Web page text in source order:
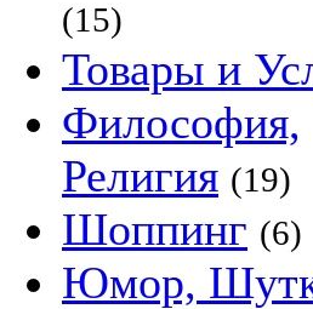
(15)
Товары и
Философия,
Религия (19)
Шоппинг (6)
Юмор,